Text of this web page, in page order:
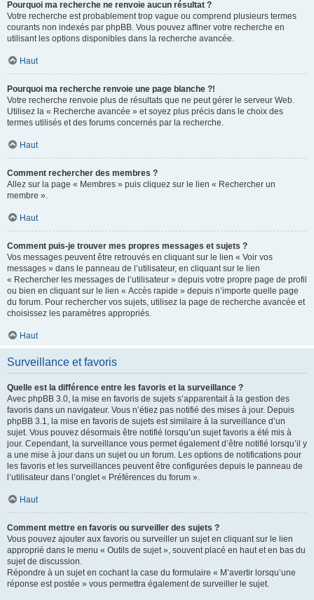
Pourquoi ma recherche ne renvoie aucun résultat ?
Votre recherche est probablement trop vague ou comprend plusieurs termes
courants non indexés par phpBB. Vous pouvez affiner votre recherche en
utilisant les options disponibles dans la recherche avancée.
Haut
Pourquoi ma recherche renvoie une page blanche ?!
Votre recherche renvoie plus de résultats que ne peut gérer le serveur Web.
Utilisez la « Recherche avancée » et soyez plus précis dans le choix des
termes utilisés et des forums concernés par la recherche.
Haut
Comment rechercher des membres ?
Allez sur la page « Membres » puis cliquez sur le lien « Rechercher un
membre ».
Haut
Comment puis-je trouver mes propres messages et sujets ?
Vos messages peuvent être retrouvés en cliquant sur le lien « Voir vos
messages » dans le panneau de l’utilisateur, en cliquant sur le lien
« Rechercher les messages de l’utilisateur » depuis votre propre page de profil
ou bien en cliquant sur le lien « Accès rapide » depuis n’importe quelle page
du forum. Pour rechercher vos sujets, utilisez la page de recherche avancée et
choisissez les paramètres appropriés.
Haut
Surveillance et favoris
Quelle est la différence entre les favoris et la surveillance ?
Avec phpBB 3.0, la mise en favoris de sujets s’apparentait à la gestion des
favoris dans un navigateur. Vous n’étiez pas notifié des mises à jour. Depuis
phpBB 3.1, la mise en favoris de sujets est similaire à la surveillance d’un
sujet. Vous pouvez désormais être notifié lorsqu’un sujet favoris a été mis à
jour. Cependant, la surveillance vous permet également d’être notifié lorsqu’il y
a une mise à jour dans un sujet ou un forum. Les options de notifications pour
les favoris et les surveillances peuvent être configurées depuis le panneau de
l’utilisateur dans l’onglet « Préférences du forum ».
Haut
Comment mettre en favoris ou surveiller des sujets ?
Vous pouvez ajouter aux favoris ou surveiller un sujet en cliquant sur le lien
approprié dans le menu « Outils de sujet », souvent placé en haut et en bas du
sujet de discussion.
Répondre à un sujet en cochant la case du formulaire « M’avertir lorsqu’une
réponse est postée » vous permettra également de surveiller le sujet.